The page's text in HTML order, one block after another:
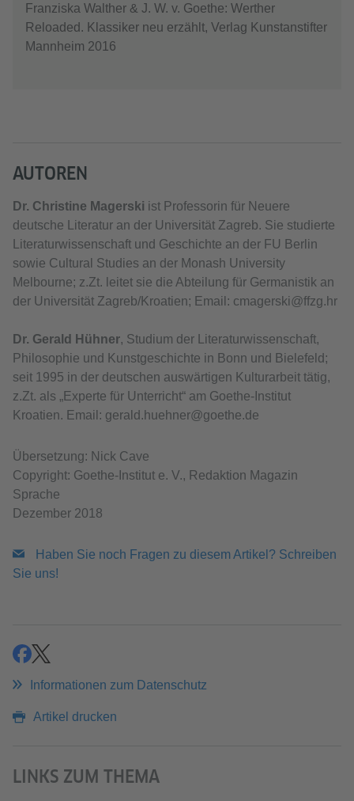
Franziska Walther & J. W. v. Goethe: Werther
Reloaded. Klassiker neu erzählt, Verlag Kunstanstifter
Mannheim 2016
AUTOREN
Dr. Christine Magerski ist Professorin für Neuere
deutsche Literatur an der Universität Zagreb. Sie studierte
Literaturwissenschaft und Geschichte an der FU Berlin
sowie Cultural Studies an der Monash University
Melbourne; z.Zt. leitet sie die Abteilung für Germanistik an
der Universität Zagreb/Kroatien; Email: cmagerski@ffzg.hr
Dr. Gerald Hühner, Studium der Literaturwissenschaft,
Philosophie und Kunstgeschichte in Bonn und Bielefeld;
seit 1995 in der deutschen auswärtigen Kulturarbeit tätig,
z.Zt. als „Experte für Unterricht“ am Goethe-Institut
Kroatien. Email: gerald.huehner@goethe.de
Übersetzung: Nick Cave
Copyright: Goethe-Institut e. V., Redaktion Magazin
Sprache
Dezember 2018
Haben Sie noch Fragen zu diesem Artikel? Schreiben
Sie uns!
teilenteilen
Informationen zum Datenschutz
Artikel drucken
LINKS ZUM THEMA